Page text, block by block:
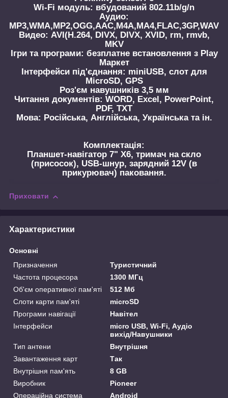
Wi-Fi модуль: вбудований 802.11b/g/n
Аудио:
MP3,WMA,MP2,OGG,AAC,M4A,MA4,FLAC,3GP,WAV
Видео: AVI(H.264, DIVX, DIVX, XVID, rm, rmvb,
MKV
Ігри та програми: безплатне встановлення з Play
Маркет
Інтерфейси під'єднання: miniUSB, слот для
MicroSD, GPS
Роз'єм навушників 3,5 мм
Читання документів: WORD, Excel, PowerPoint,
PDF, TXT
Мова: Російська, Англійська, Українська та ін.
Комплектація:
Планшет-навігатор 7" X6, тримач на скло
(присосок), USB-шнур, зарядний 12V (в
прикурювач) паковання.
Приховати
Характеристики
Основні
Призначення
Туристичний
Частота процесора
1300 МГц
Об'єм оперативної пам'яті
512 Мб
Слоти карти пам'яті
microSD
Програми навігації
Навітел
Інтерфейси
micro USB, Wi-Fi, Аудіо
вихід/Навушники
Тип антени
Внутрішня
Завантаження карт
Так
Внутрішня пам'ять
8 GB
Виробник
Pioneer
Операційна система
Android